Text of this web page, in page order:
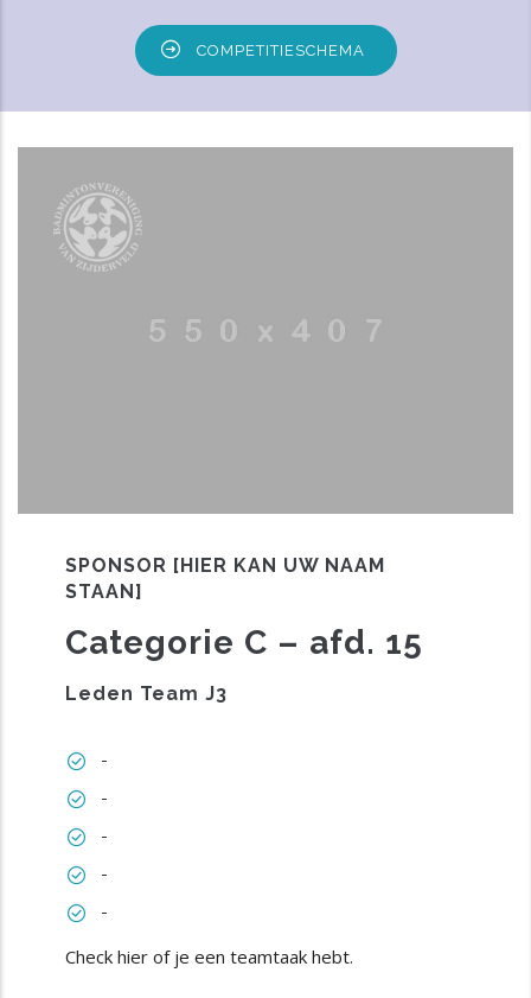
COMPETITIESCHEMA
SPONSOR [HIER KAN UW NAAM
STAAN]
Categorie C – afd. 15
Leden Team J3
-
-
-
-
-
Check hier of je een teamtaak hebt.